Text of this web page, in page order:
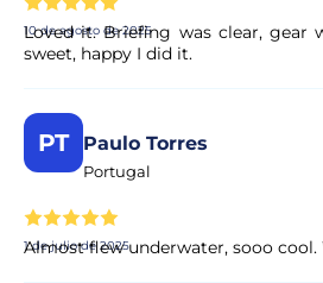
10 de agosto de 2025
Loved it. Briefing was clear, gear
sweet, happy I did it.
PT Paulo Torres
Portugal
1 de julio de 2025
Almost flew underwater, sooo